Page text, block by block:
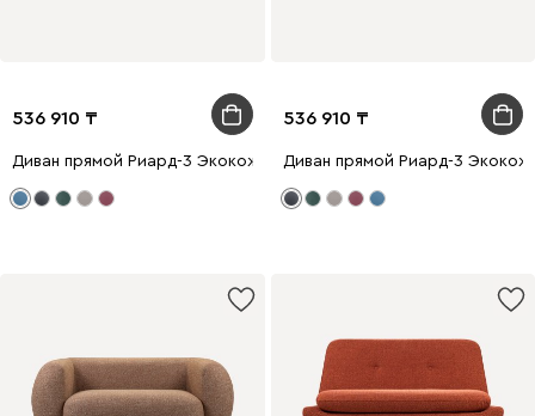
536 910
Диван прямой Риард-3 Экокожа Голубой
536 910
Диван прямой Риард-3